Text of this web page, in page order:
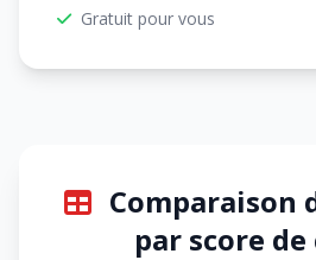
Gratuit pour vous
Comparaison
par score